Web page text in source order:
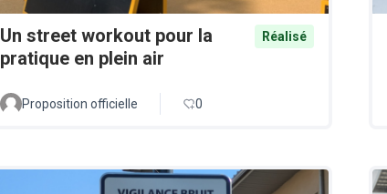
Un street workout pour la
pratique en plein air
Réalisé
Proposition officielle 0